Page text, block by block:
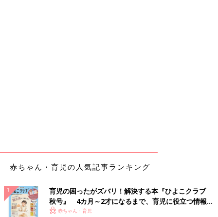
赤ちゃん・育児の人気記事ランキング
育児の困ったがズバリ！解決する本『ひよこクラブ
秋号』 4カ月～2才になるまで、育児に役立つ情報が
いっぱい！
赤ちゃん・育児